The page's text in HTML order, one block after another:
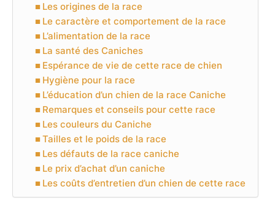
Les origines de la race
Le caractère et comportement de la race
L’alimentation de la race
La santé des Caniches
Espérance de vie de cette race de chien
Hygiène pour la race
L’éducation d’un chien de la race Caniche
Remarques et conseils pour cette race
Les couleurs du Caniche
Tailles et le poids de la race
Les défauts de la race caniche
Le prix d’achat d’un caniche
Les coûts d’entretien d’un chien de cette race